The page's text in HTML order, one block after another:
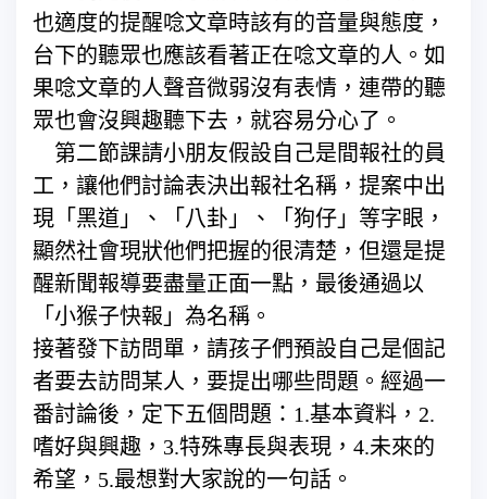
也適度的提醒唸文章時該有的音量與態度，
台下的聽眾也應該看著正在唸文章的人。如
果唸文章的人聲音微弱沒有表情，連帶的聽
眾也會沒興趣聽下去，就容易分心了。
第二節課請小朋友假設自己是間報社的員
工，讓他們討論表決出報社名稱，提案中出
現「黑道」、「八卦」、「狗仔」等字眼，
顯然社會現狀他們把握的很清楚，但還是提
醒新聞報導要盡量正面一點，最後通過以
「小猴子快報」為名稱。
接著發下訪問單，請孩子們預設自己是個記
者要去訪問某人，要提出哪些問題。經過一
番討論後，定下五個問題：1.基本資料，2.
嗜好與興趣，3.特殊專長與表現，4.未來的
希望，5.最想對大家說的一句話。